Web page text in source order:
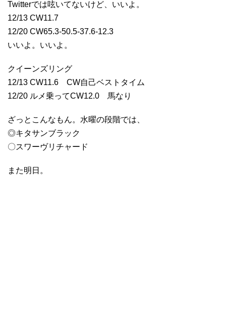
Twitterでは呟いてないけど、いいよ。
12/13 CW11.7
12/20 CW65.3-50.5-37.6-12.3
いいよ。いいよ。
クイーンズリング
12/13 CW11.6 CW自己ベストタイム
12/20 ルメ乗ってCW12.0 馬なり
ざっとこんなもん。水曜の段階では、
◎キタサンブラック
〇スワーヴリチャード
また明日。